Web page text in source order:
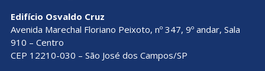
Edifício Osvaldo Cruz
Avenida Marechal Floriano Peixoto, nº 347, 9º andar, Sala
910 – Centro
CEP 12210-030 – São José dos Campos/SP